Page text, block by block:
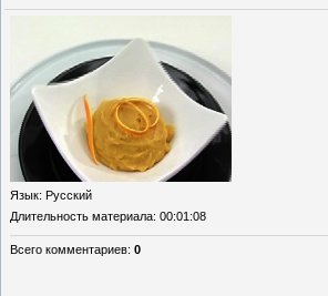
Язык: Русский
Длительность материала: 00:01:08
Всего комментариев: 0